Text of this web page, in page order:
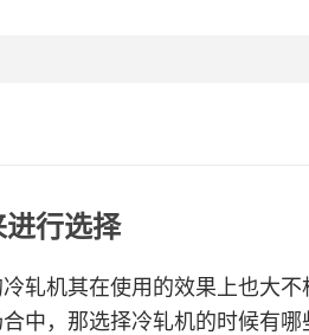
行选择
机其在使用的效果上也大不
中，那选择冷轧机的时候有哪